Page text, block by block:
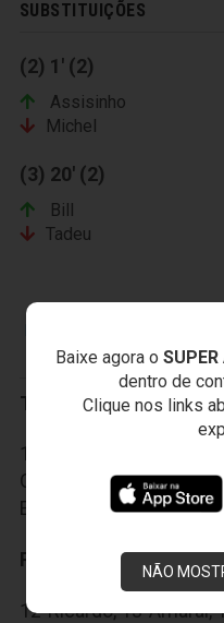
Baixe agora o
dentro de
Clique nos links
NÃO
SUBSTITUIÇÕES
(2) 1' (2)
Assisinho
Michel
(3) 20' (2)
Bill
Tadeu
Titulares:
1-Luís Henrique; 2-
Oliveira e 6-
Edinho e 10-
Reservas:
12-Ricardo, 13-Amaral,